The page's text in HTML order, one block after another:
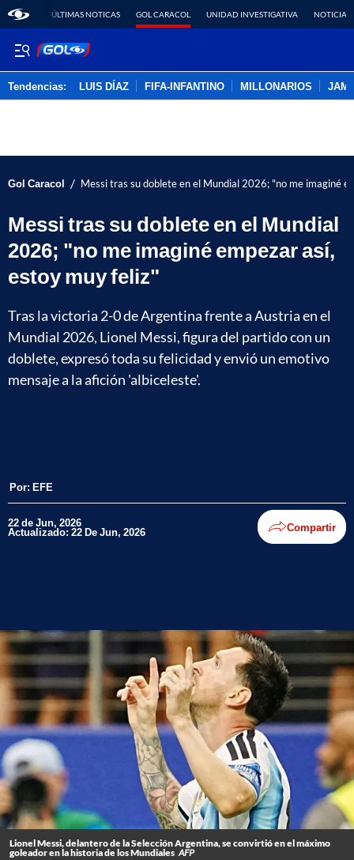
ÚLTIMAS NOTICAS GOL CARACOL UNIDAD INVESTIGATIVA NOTICIAS
Tendencias: LUIS DÍAZ FIFA-INFANTINO MILLONARIOS
Gol Caracol / Messi tras su doblete en el Mundial 2026; "no me imaginé
Messi tras su doblete en el Mundial
2026; "no me imaginé empezar así,
estoy muy feliz"
Tras la victoria 2-0 de Argentina frente a Austria en el
Mundial 2026, Lionel Messi, figura del partido con un
doblete, expresó toda su felicidad y envió un emotivo
mensaje a la afición 'albiceleste'.
Por: EFE
22 de Jun, 2026
Actualizado: 22 De Jun, 2026 Compartir
Lionel Messi, delantero de la Selección Argentina, se convirtió en el máximo
goleador en la historia de los Mundiales AFP